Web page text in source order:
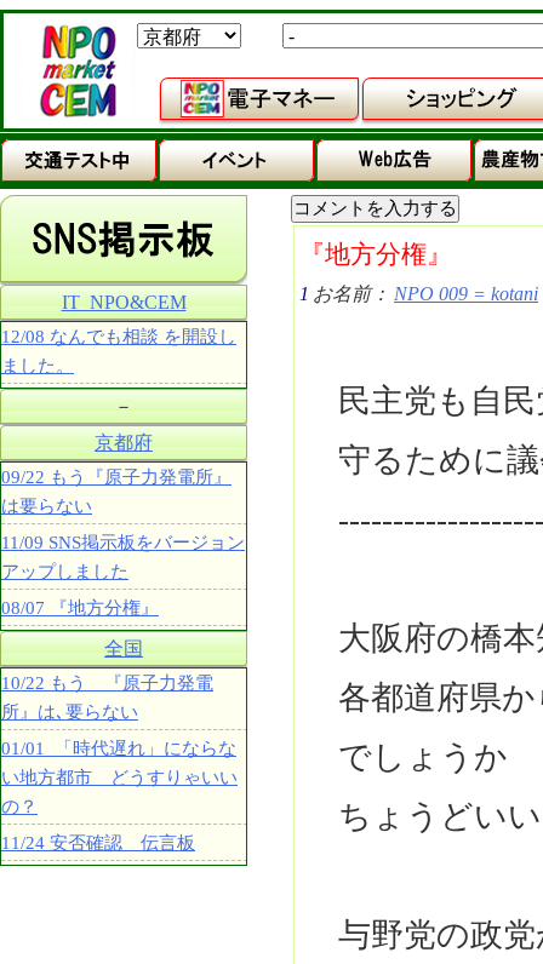
『地方分権』
1 お名前： NPO 009 = kotani
民主党も自
守るために
大阪府の橋
各都道府県
でしょうか
ちょうどい
与野党の政
IT_NPO&CEM
12/08 なんでも相談 を開設し
ました。
－
京都府
09/22 もう『原子力発電所』
は要らない
11/09 SNS掲示板をバージョン
アップしました
08/07 『地方分権』
全国
10/22 もう 『原子力発電
所』は､要らない
01/01 「時代遅れ」にならな
い地方都市 どうすりゃいい
の？
11/24 安否確認 伝言板